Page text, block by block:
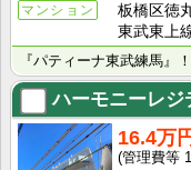
マンション
板橋区徳
東武東上
ハーモニーレジ
16.4万